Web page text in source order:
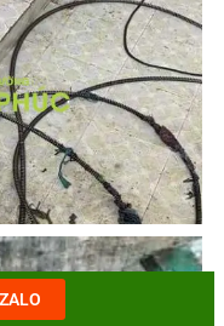
ZALO